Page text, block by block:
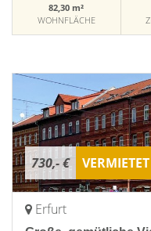
82,30 m²
WOHNFLÄCHE
730,- € VERMIETET
Erfurt